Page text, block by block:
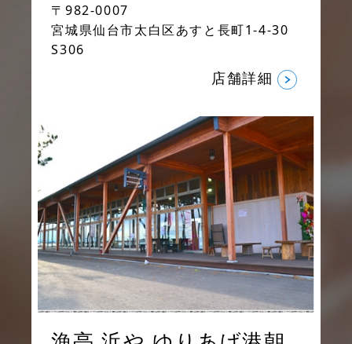
〒982-0007
宮城県仙台市太白区あすと長町1-4-30
S306
店舗詳細